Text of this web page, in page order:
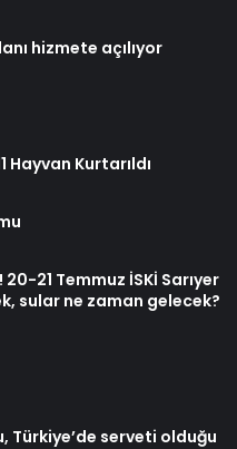
hizmete açılıyor
Hayvan Kurtarıldı
21 Temmuz İSKİ Sarıyer
sular ne zaman gelecek?
Türkiye’de serveti olduğu